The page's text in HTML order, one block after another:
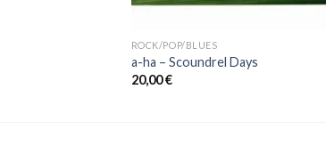
ROCK/POP/BLUES
a-ha ‎– Scoundrel Days
20,00€